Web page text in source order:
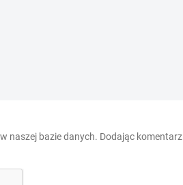
naszej bazie danych. Dodając komentarz